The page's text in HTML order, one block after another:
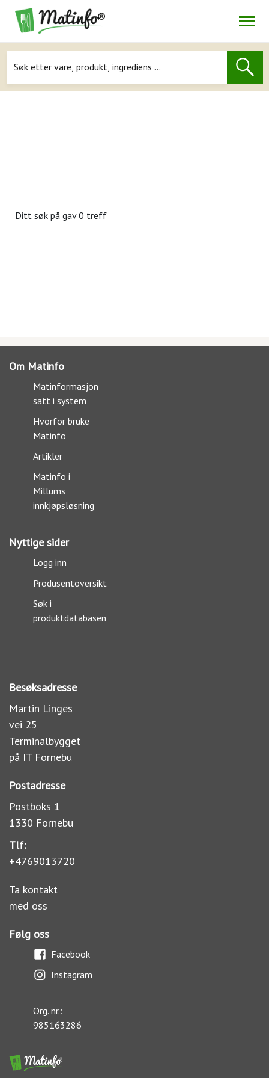
Navigasjon
Ditt søk på gav 0 treff
Om Matinfo
Matinformasjon
satt i system
Hvorfor bruke
Matinfo
Artikler
Matinfo i
Millums
innkjøpsløsning
Nyttige sider
Logg inn
Produsentoversikt
Søk i
produktdatabasen
Besøksadresse
Martin Linges
vei 25
Terminalbygget
på IT Fornebu
Postadresse
Postboks 1
1330 Fornebu
Tlf:
+4769013720
Ta kontakt
med oss
Følg oss
Facebook
Instagram
Org. nr.:
985163286